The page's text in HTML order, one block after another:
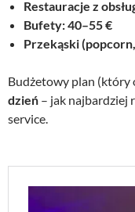
Restauracje z
Bufety: 40–55 €
Przekąski
Budżetowy plan (który
dzień – jak najbardziej
service.